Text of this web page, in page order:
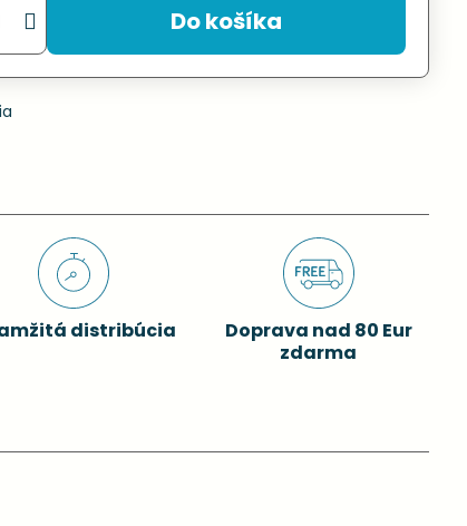
Do košíka
distribúcia
Doprava nad 80 Eur
zdarma